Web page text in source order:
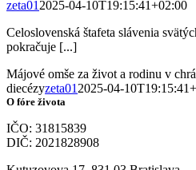
zeta01 2025-04-10T19:15:41+02:00
Celoslovenská štafeta slávenia
pokračuje [...]
Májové omše za život a rodinu v
diecézyzeta01 2025-04-
O fóre života
IČO: 31815839
DIČ: 2021828908